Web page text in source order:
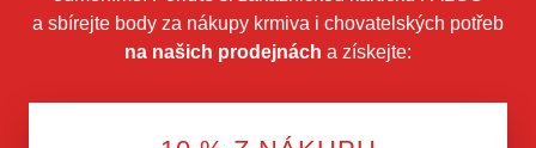
a sbírejte body za nákupy krmiva i chovatelských potřeb
na našich prodejnách a získejte: